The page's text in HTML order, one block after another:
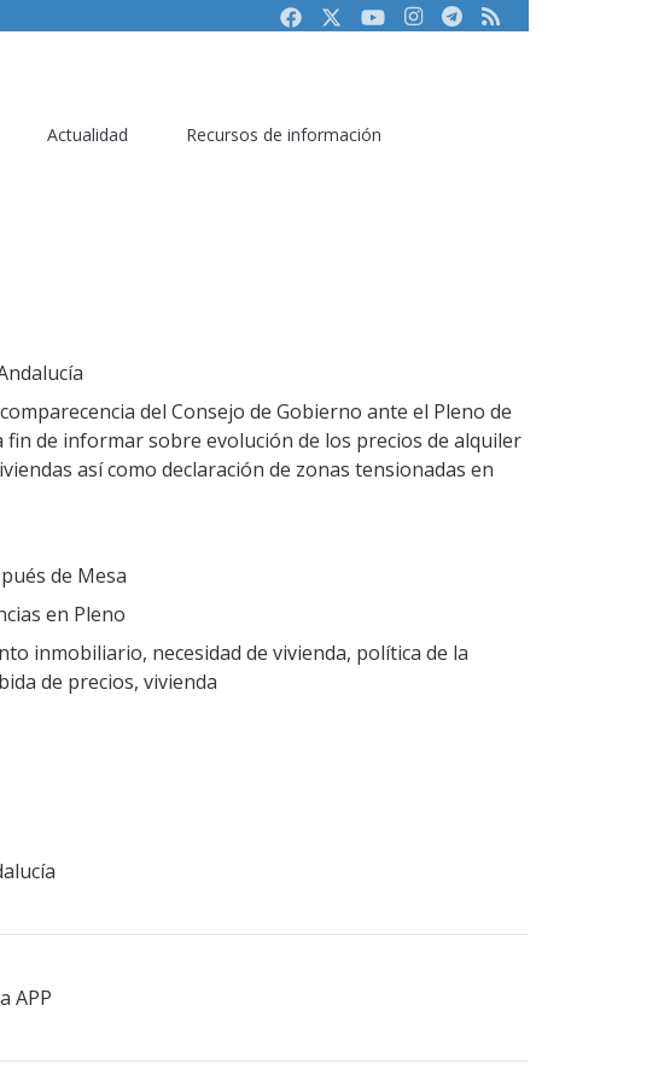
FacebookTwitterYoutubeInstagram
Telegram
RSS
Actualidad
Recursos de información
del Consejo de Gobierno ante el Pleno de
fin de informar sobre evolución de los precios de alquiler
así como declaración de zonas tensionadas en
de Mesa
en Pleno
inmobiliario, necesidad de vivienda, política de la
de precios, vivienda
APP